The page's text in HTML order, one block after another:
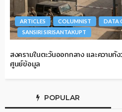
ARTICLES COLUMNIST DATA
SANSIRI SIRISANTAKUPT
สงครามในตะวันออกกลาง และความกั
ศูนย์ข้อมูล
POPULAR